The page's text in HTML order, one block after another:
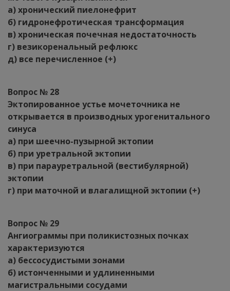
а) хронический пиелонефрит
б) гидронефротическая трансформация
в) хроническая почечная недостаточность
г) везикоренальный рефлюкс
д) все перечисленное (+)
Вопрос № 28
Эктопированное устье мочеточника не
открывается в производных урогенитального
синуса
а) при шеечно-пузырной эктопии
б) при уретральной эктопии
в) при парауретральной (вестибулярной)
эктопии
г) при маточной и влагалищной эктопии (+)
Вопрос № 29
Ангиограммы при поликистозных почках
характеризуются
а) бессосудистыми зонами
б) истонченными и удлиненными
магистральными сосудами